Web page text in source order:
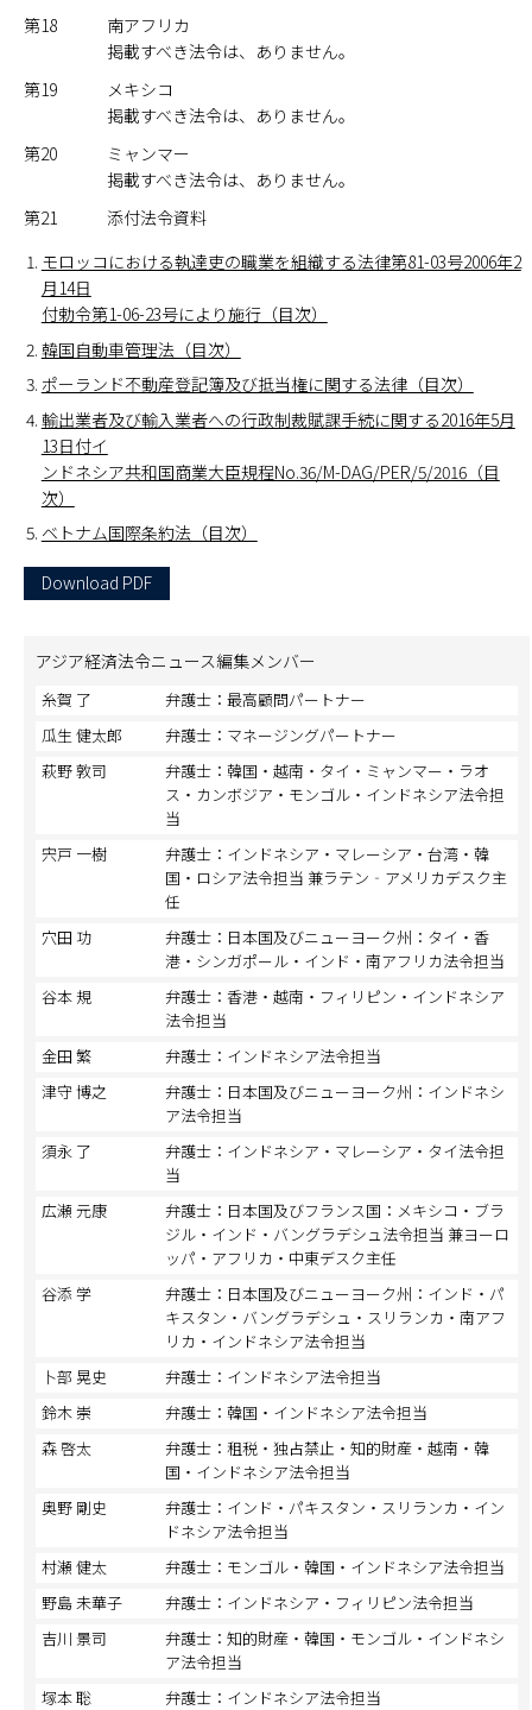
第18
南アフリカ
掲載すべき法令は、ありません。
第19
メキシコ
掲載すべき法令は、ありません。
第20
ミャンマー
掲載すべき法令は、ありません。
第21
添付法令資料
モロッコにおける執達吏の職業を組織する法律第81-03号2006年2
月14日
付勅令第1-06-23号により施行（目次）
韓国自動車管理法（目次）
ポーランド不動産登記簿及び抵当権に関する法律（目次）
輸出業者及び輸入業者への行政制裁賦課手続に関する2016年5月
13日付イ
ンドネシア共和国商業大臣規程No.36/M-DAG/PER/5/2016（目
次）
ベトナム国際条約法（目次）
Download PDF
アジア経済法令ニュース編集メンバー
糸賀 了
弁護士：最高顧問パートナー
瓜生 健太郎
弁護士：マネージングパートナー
萩野 敦司
弁護士：韓国・越南・タイ・ミャンマー・ラオ
ス・カンボジア・モンゴル・インドネシア法令担
当
宍戸 一樹
弁護士：インドネシア・マレーシア・台湾・韓
国・ロシア法令担当 兼ラテン‐アメリカデスク主
任
穴田 功
弁護士：日本国及びニューヨーク州：タイ・香
港・シンガポール・インド・南アフリカ法令担当
谷本 規
弁護士：香港・越南・フィリピン・インドネシア
法令担当
金田 繁
弁護士：インドネシア法令担当
津守 博之
弁護士：日本国及びニューヨーク州：インドネシ
ア法令担当
須永 了
弁護士：インドネシア・マレーシア・タイ法令担
当
広瀬 元康
弁護士：日本国及びフランス国：メキシコ・ブラ
ジル・インド・バングラデシュ法令担当 兼ヨーロ
ッパ・アフリカ・中東デスク主任
谷添 学
弁護士：日本国及びニューヨーク州：インド・パ
キスタン・バングラデシュ・スリランカ・南アフ
リカ・インドネシア法令担当
卜部 晃史
弁護士：インドネシア法令担当
鈴木 崇
弁護士：韓国・インドネシア法令担当
森 啓太
弁護士：租税・独占禁止・知的財産・越南・韓
国・インドネシア法令担当
奥野 剛史
弁護士：インド・パキスタン・スリランカ・イン
ドネシア法令担当
村瀬 健太
弁護士：モンゴル・韓国・インドネシア法令担当
野島 未華子
弁護士：インドネシア・フィリピン法令担当
吉川 景司
弁護士：知的財産・韓国・モンゴル・インドネシ
ア法令担当
塚本 聡
弁護士：インドネシア法令担当